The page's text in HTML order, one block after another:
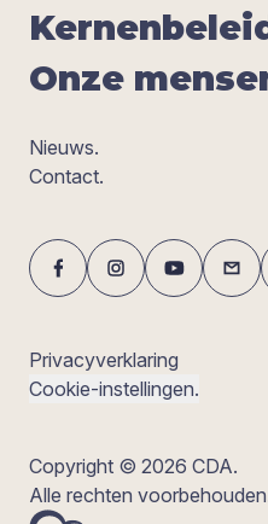
Onze
Nieuws.
Contact.
Privacyverklaring
Cookie-instellingen.
Copyright © 2026 CDA.
Alle rechten